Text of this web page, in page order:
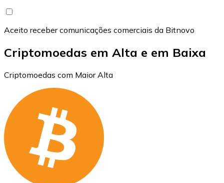
Aceito receber comunicações comerciais da Bitnovo
Criptomoedas em Alta e em Baixa
Criptomoedas com Maior Alta